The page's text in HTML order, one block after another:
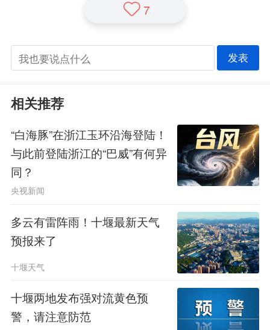
7
发表
相关推荐
“白海豚”在浙江玉环沿海登陆！
与此前登陆浙江的“巴威”有何异
同？
央视新闻
多云有雷阵雨！十堰最新天气
预报来了
十堰天气
十堰两地发布强对流黄色预
警，请注意防范